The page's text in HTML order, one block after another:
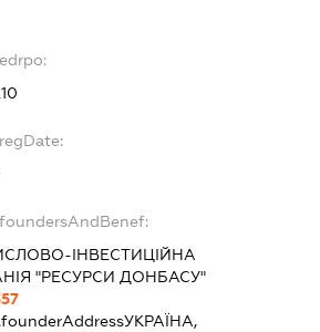
ІНВЕСТИЦІЙНА
"РЕСУРСИ ДОНБАСУ"
УКРАЇНА,